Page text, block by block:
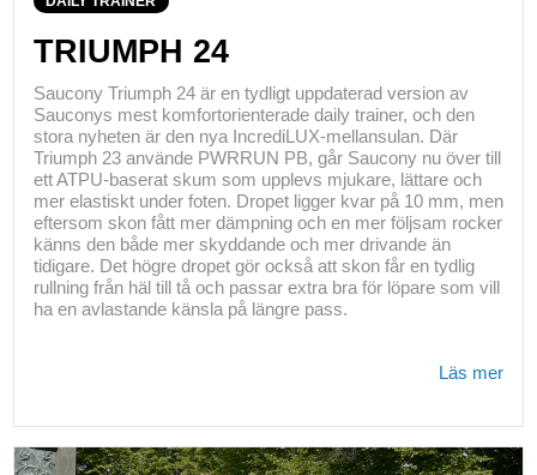
TRIUMPH 24
Saucony Triumph 24 är en tydligt uppdaterad version av
Sauconys mest komfortorienterade daily trainer, och den
stora nyheten är den nya IncrediLUX-mellansulan. Där
Triumph 23 använde PWRRUN PB, går Saucony nu över till
ett ATPU-baserat skum som upplevs mjukare, lättare och
mer elastiskt under foten. Dropet ligger kvar på 10 mm, men
eftersom skon fått mer dämpning och en mer följsam rocker
känns den både mer skyddande och mer drivande än
tidigare. Det högre dropet gör också att skon får en tydlig
rullning från häl till tå och passar extra bra för löpare som vill
ha en avlastande känsla på längre pass.
Läs mer